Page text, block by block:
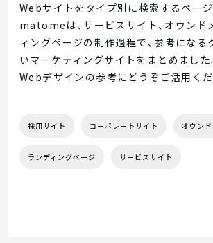
業種・職種から探す
ファッション・トレンド
デザイン・ブランディング
働き方・組織文化・価値観
生活・趣味
NPO・自治体・行政
銀行・金融・フィンテック
健康・フィットネス
車・バイク・乗り物
建築・不動産・空間デザイン
転職・求人
文化・伝統・アート
クリエイティブ・マーケティング
ペット・動物
美容・エステ
教育・子育て・スクール
レストラン・飲食・ウェディング
旅行・観光・ホテル・旅館
医療・介護・ヘルスケア
音楽・映像・エンタメ
IT・ツール・アプリ
農業・畜産・食品
製造・素材・化学
コンサルティング・投資
土木・建設・インフラ整備
デジタルマーケティング・広告
化粧品・美容製品
人材紹介・派遣
法律・会計・士業
製薬・バイオテクノロジー
Webサイトをタイプ別に検索するページ
matomeは、サービスサイト、オウンド
ィングページの制作過程で、参考になる
いマーケティングサイトをまとめました
Webデザインの参考にどうぞご活用くだ
採用サイト コーポレートサイト オウン
ランディングページ サービスサイト